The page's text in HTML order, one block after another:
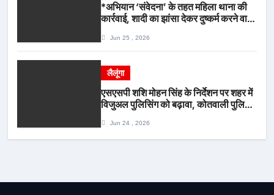
*अभियान ‘संवेदना’ के तहत महिला थाना की
कार्रवाई, शादी का झांसा देकर दुष्कर्म करने वाला
Jun 25 , 2026
लैलूंगा
एसएसपी शशि मोहन सिंह के निर्देशन पर शहर में
विजुअल पुलिसिंग को बढ़ावा, कोतवाली पुलिस
Jun 24 , 2026